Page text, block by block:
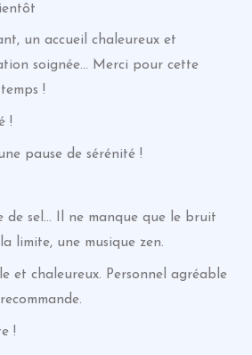
un accueil chaleureux et
soignée… Merci pour cette
!
!
pause de sérénité !
de sel… Il ne manque que le bruit
limite, une musique zen.
et chaleureux. Personnel agréable
!